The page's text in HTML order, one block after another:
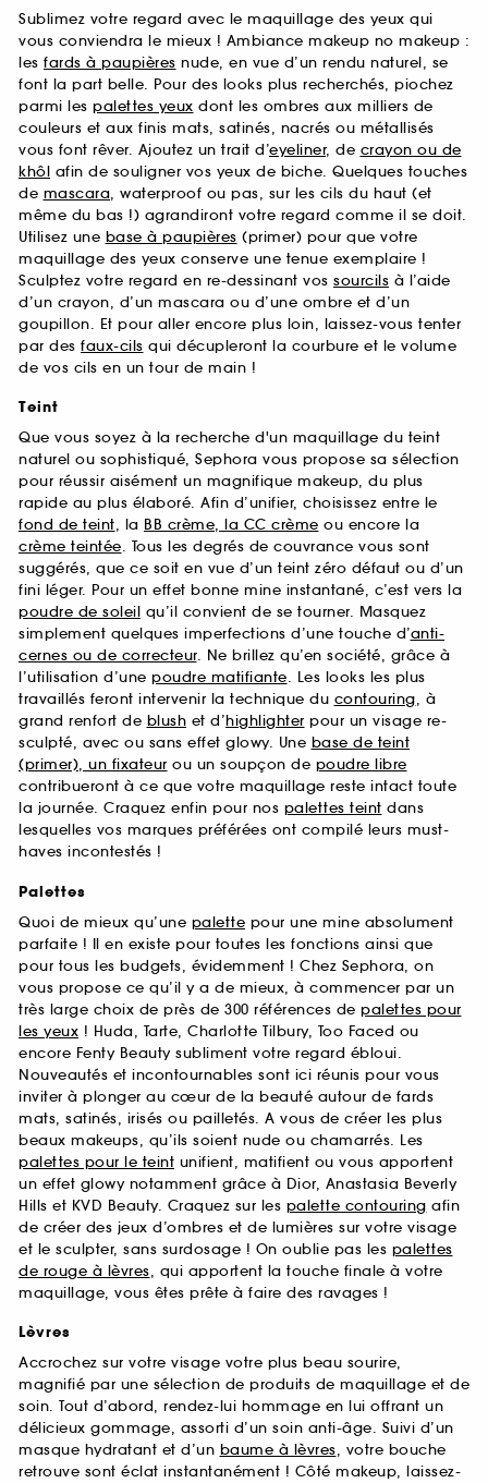
Sublimez votre regard avec le maquillage des yeux qui
vous conviendra le mieux ! Ambiance makeup no makeup :
les fards à paupières nude, en vue d’un rendu naturel, se
font la part belle. Pour des looks plus recherchés, piochez
parmi les palettes yeux dont les ombres aux milliers de
couleurs et aux finis mats, satinés, nacrés ou métallisés
vous font rêver. Ajoutez un trait d’eyeliner, de crayon ou de
khôl afin de souligner vos yeux de biche. Quelques touches
de mascara, waterproof ou pas, sur les cils du haut (et
même du bas !) agrandiront votre regard comme il se doit.
Utilisez une base à paupières (primer) pour que votre
maquillage des yeux conserve une tenue exemplaire !
Sculptez votre regard en re-dessinant vos sourcils à l’aide
d’un crayon, d’un mascara ou d’une ombre et d’un
goupillon. Et pour aller encore plus loin, laissez-vous tenter
par des faux-cils qui décupleront la courbure et le volume
de vos cils en un tour de main !
Teint
Que vous soyez à la recherche d'un maquillage du teint
naturel ou sophistiqué, Sephora vous propose sa sélection
pour réussir aisément un magnifique makeup, du plus
rapide au plus élaboré. Afin d’unifier, choisissez entre le
fond de teint, la BB crème, la CC crème ou encore la
crème teintée. Tous les degrés de couvrance vous sont
suggérés, que ce soit en vue d’un teint zéro défaut ou d’un
fini léger. Pour un effet bonne mine instantané, c’est vers la
poudre de soleil qu’il convient de se tourner. Masquez
simplement quelques imperfections d’une touche d’anti-
cernes ou de correcteur. Ne brillez qu’en société, grâce à
l’utilisation d’une poudre matifiante. Les looks les plus
travaillés feront intervenir la technique du contouring, à
grand renfort de blush et d’highlighter pour un visage re-
sculpté, avec ou sans effet glowy. Une base de teint
(primer), un fixateur ou un soupçon de poudre libre
contribueront à ce que votre maquillage reste intact toute
la journée. Craquez enfin pour nos palettes teint dans
lesquelles vos marques préférées ont compilé leurs must-
haves incontestés !
Palettes
Quoi de mieux qu’une palette pour une mine absolument
parfaite ! Il en existe pour toutes les fonctions ainsi que
pour tous les budgets, évidemment ! Chez Sephora, on
vous propose ce qu’il y a de mieux, à commencer par un
très large choix de près de 300 références de palettes pour
les yeux ! Huda, Tarte, Charlotte Tilbury, Too Faced ou
encore Fenty Beauty subliment votre regard ébloui.
Nouveautés et incontournables sont ici réunis pour vous
inviter à plonger au cœur de la beauté autour de fards
mats, satinés, irisés ou pailletés. A vous de créer les plus
beaux makeups, qu’ils soient nude ou chamarrés. Les
palettes pour le teint unifient, matifient ou vous apportent
un effet glowy notamment grâce à Dior, Anastasia Beverly
Hills et KVD Beauty. Craquez sur les palette contouring afin
de créer des jeux d’ombres et de lumières sur votre visage
et le sculpter, sans surdosage ! On oublie pas les palettes
de rouge à lèvres, qui apportent la touche finale à votre
maquillage, vous êtes prête à faire des ravages !
Lèvres
Accrochez sur votre visage votre plus beau sourire,
magnifié par une sélection de produits de maquillage et de
soin. Tout d’abord, rendez-lui hommage en lui offrant un
délicieux gommage, assorti d’un soin anti-âge. Suivi d’un
masque hydratant et d’un baume à lèvres, votre bouche
retrouve sont éclat instantanément ! Côté makeup, laissez-